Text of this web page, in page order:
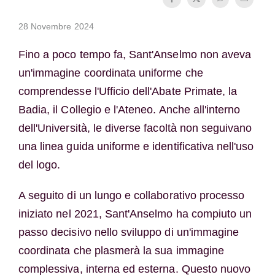
Archivio OSB.org
28 Novembre 2024
Fino a poco tempo fa, Sant'Anselmo non aveva
un'immagine coordinata uniforme che
comprendesse l'Ufficio dell'Abate Primate, la
Badia, il Collegio e l'Ateneo. Anche all'interno
dell'Università, le diverse facoltà non seguivano
una linea guida uniforme e identificativa nell'uso
del logo.
A seguito di un lungo e collaborativo processo
iniziato nel 2021, Sant'Anselmo ha compiuto un
passo decisivo nello sviluppo di un'immagine
coordinata che plasmerà la sua immagine
complessiva, interna ed esterna. Questo nuovo